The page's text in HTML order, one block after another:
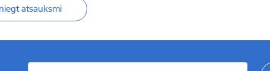
atsauksmi